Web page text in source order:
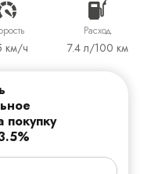
км/ч
Расход
7.4 л/100 км